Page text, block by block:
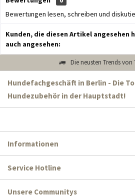
Bewertungen lesen, schreiben und
Kunden, die diesen Artikel angesehen
auch angesehen:
Die neusten Trends von
Hundefachgeschäft in Berlin - Die
Hundezubehör in der Hauptstadt!
Informationen
Service Hotline
Unsere Communitys